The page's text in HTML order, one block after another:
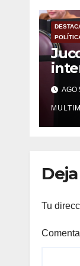
AGO
Tu